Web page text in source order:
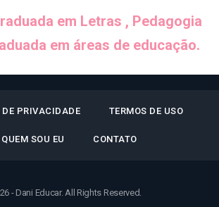
em Letras , Pedagogia
em áreas de educação.
PRIVACIDADE TERMOS DE USO
QUEM SOU EU CONTATO
- Dani Educar. All Rights Reserved.